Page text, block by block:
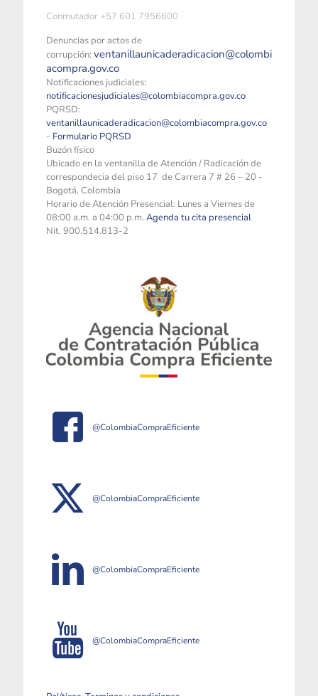
Conmutador +57 601 7956600
Denuncias por actos de
corrupción: ventanillaunicaderadicacion@colombi
acompra.gov.co
Notificaciones judiciales:
notificacionesjudiciales@colombiacompra.gov.co
PQRSD:
ventanillaunicaderadicacion@colombiacompra.gov.co
- Formulario PQRSD
Buzón físico
Ubicado en la ventanilla de Atención / Radicación de
correspondecia del piso 17 de Carrera 7 # 26 – 20 -
Bogotá, Colombia
Horario de Atención Presencial: Lunes a Viernes de
08:00 a.m. a 04:00 p.m. Agenda tu cita presencial
Nit. 900.514.813-2
@ColombiaCompraEficiente
@ColombiaCompraEficiente
@ColombiaCompraEficiente
@ColombiaCompraEficiente